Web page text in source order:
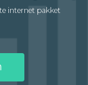
internet pakket